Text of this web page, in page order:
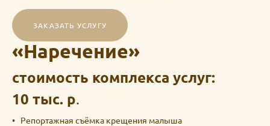
ЗАКАЗАТЬ УСЛУГУ
«Наречение»
стоимость комплекса услуг:
10 тыс. р.
Репортажная съёмка крещения малыша